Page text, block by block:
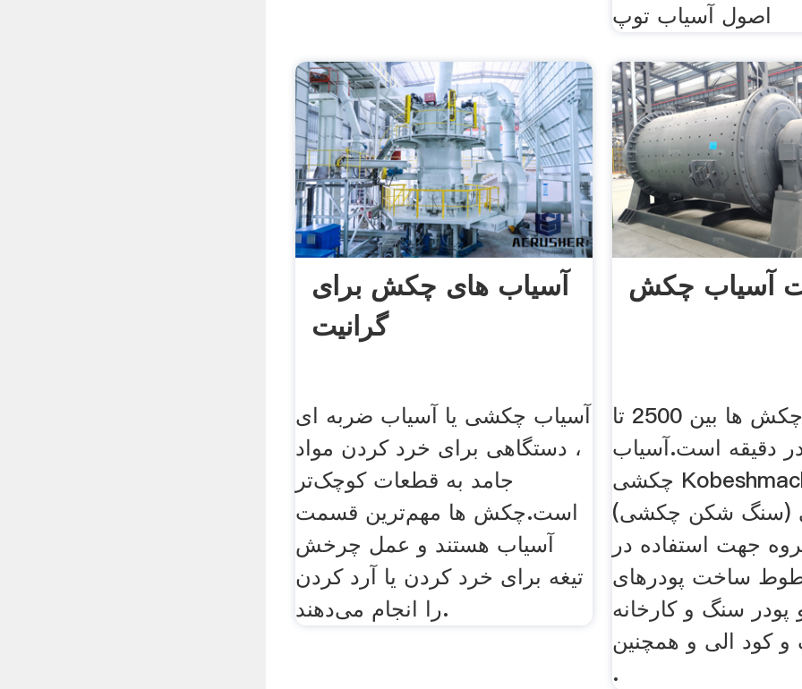
اصول آسیاب توپ
آسیاب های چکش برای
گرانیت
آسیاب چکشی یا آسیاب ضربه ای
، دستگاهی برای خرد کردن مواد
جامد به قطعات کوچک‌تر
است.چکش ها مهم‌ترین قسمت
آسیاب هستند و عمل چرخش
تیغه برای خرد کردن یا آرد کردن
را انجام می‌دهند.
آسیاب چکش
سرعت چکش ها بین 2500 تا
در دقیقه است.آسیاب
چکشی Kobeshmachineآسیاب
(سنگ شکن چکشی)
جهت استفاده در
ساخت پودرهای
پودر سنگ و کارخانه
کود الی و همچنین
.